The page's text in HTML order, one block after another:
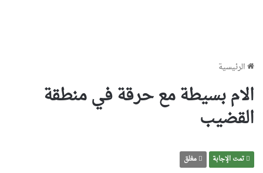
الرئيسية
الام بسيطة مع حرقة في منطقة
القضيب
تمت الإجابة مغلق